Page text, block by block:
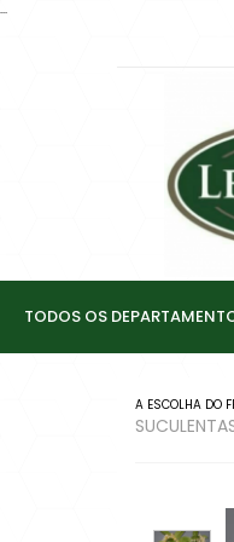
...
TODOS OS
A ESCOLHA DO